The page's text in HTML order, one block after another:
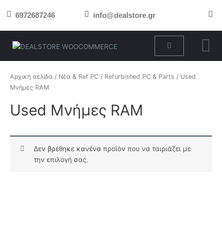
στο 6972687246 info@dealstore.gr
Cart
Αρχική σελίδα / Νέα & Ref PC / Refurbished PC & Parts / Used
Μνήμες RAM
Used Μνήμες RAM
Δεν βρέθηκε κανένα προϊόν που να ταιριάζει με
την επιλογή σας.